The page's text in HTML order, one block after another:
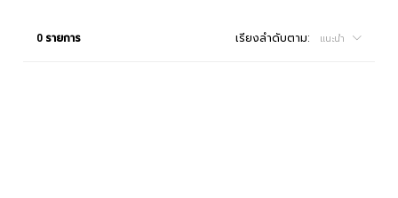
0 รายการ เรียงลำดับตาม: แนะนำ